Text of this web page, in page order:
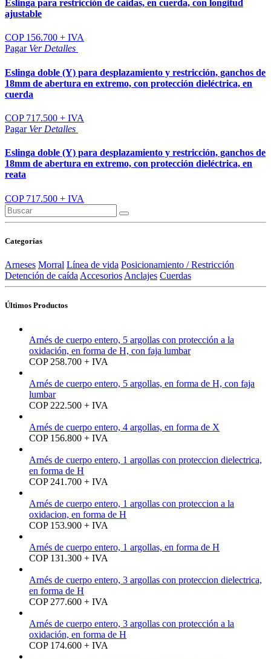
Eslinga para restricción de caídas, en cuerda, con longitud
ajustable
COP 156.700 + IVA
Pagar Ver Detalles
Eslinga doble (Y) para desplazamiento y restricción, ganchos de
18mm de abertura en extremo, con protección dieléctrica, en
cuerda
COP 717.500 + IVA
Pagar Ver Detalles
Eslinga doble (Y) para desplazamiento y restricción, ganchos de
18mm de abertura en extremo, con protección dieléctrica, en
reata
COP 717.500 + IVA
Categorías
Arneses Morral Línea de vida Posicionamiento / Restricción
Detención de caída Accesorios Anclajes Cuerdas
Últimos Productos
Arnés de cuerpo entero, 5 argollas con protección a la
oxidación, en forma de H, con faja lumbar
COP 258.700 + IVA
Arnés de cuerpo entero, 5 argollas, en forma de H, con faja
lumbar
COP 222.500 + IVA
Arnés de cuerpo entero, 4 argollas, en forma de X
COP 156.800 + IVA
Arnés de cuerpo entero, 1 argollas con proteccion dielectrica,
en forma de H
COP 241.700 + IVA
Arnés de cuerpo entero, 1 argollas con proteccion a la
oxidacion, en forma de H
COP 153.900 + IVA
Arnés de cuerpo entero, 1 argollas, en forma de H
COP 131.300 + IVA
Arnés de cuerpo entero, 3 argollas con proteccion dielectrica,
en forma de H
COP 277.600 + IVA
Arnés de cuerpo entero, 3 argollas con protección a la
oxidación, en forma de H
COP 174.600 + IVA